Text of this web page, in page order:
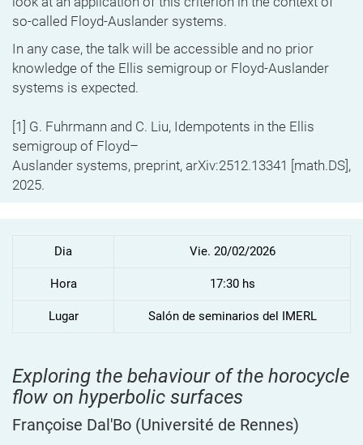
so-called Floyd-Auslander systems.
In any case, the talk will be accessible and no prior
knowledge of the Ellis semigroup or Floyd-Auslander
systems is expected.
[1] G. Fuhrmann and C. Liu, Idempotents in the Ellis
semigroup of Floyd–
Auslander systems, preprint, arXiv:2512.13341 [math.DS],
2025.
Dia Vie. 20/02/2026
Hora 17:30 hs
Lugar Salón de seminarios del IMERL
Exploring the behaviour of the horocycle
flow on hyperbolic surfaces
Françoise Dal'Bo (Université de Rennes)